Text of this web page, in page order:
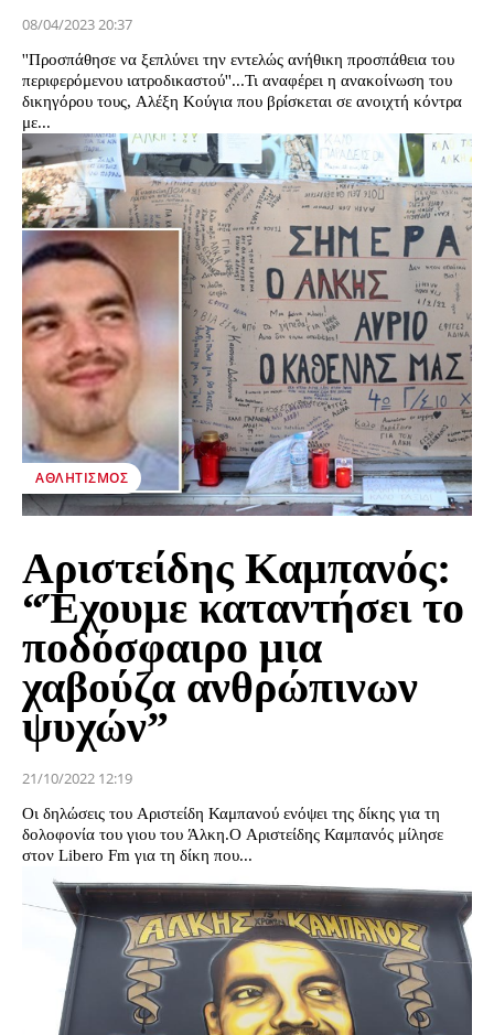
08/04/2023 20:37
''Προσπάθησε να ξεπλύνει την εντελώς ανήθικη προσπάθεια του
περιφερόμενου ιατροδικαστού''...Τι αναφέρει η ανακοίνωση του
δικηγόρου τους, Αλέξη Κούγια που βρίσκεται σε ανοιχτή κόντρα
με...
ΑΘΛΗΤΙΣΜΌΣ
Αριστείδης Καμπανός:
“Έχουμε καταντήσει το
ποδόσφαιρο μια
χαβούζα ανθρώπινων
ψυχών”
21/10/2022 12:19
Οι δηλώσεις του Αριστείδη Καμπανού ενόψει της δίκης για τη
δολοφονία του γιου του Άλκη.Ο Αριστείδης Καμπανός μίλησε
στον Libero Fm για τη δίκη που...